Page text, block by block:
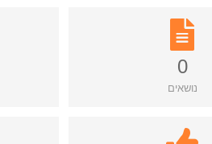
0
נושאים